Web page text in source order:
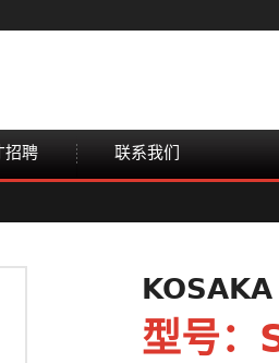
招聘 联系我们
KOSAKA
型号